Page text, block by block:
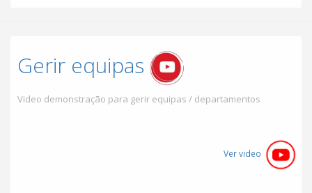
Gerir equipas
Video demonstração para gerir equipas / departamentos
Ver video